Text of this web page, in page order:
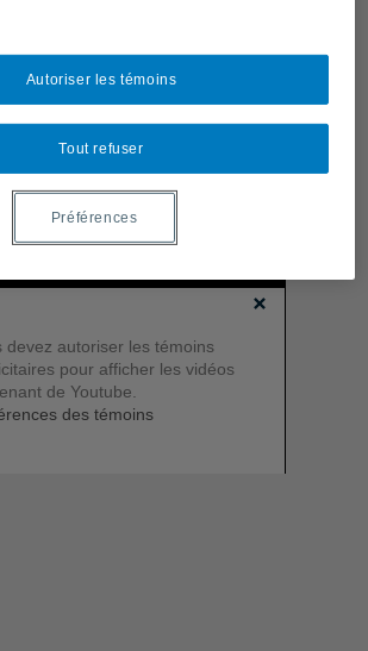
devez autoriser les témoins
pour afficher les vidéos
de Youtube.
des témoins
Tout refuser
Autoriser les témoins
Préférences